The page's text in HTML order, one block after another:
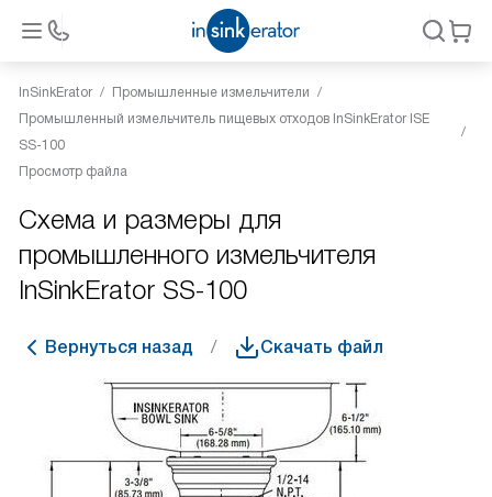
InSinkErator
Промышленные измельчители
Промышленный измельчитель пищевых отходов InSinkErator ISE
SS-100
Просмотр файла
Схема и размеры для
промышленного измельчителя
InSinkErator SS-100
Вернуться назад Скачать файл